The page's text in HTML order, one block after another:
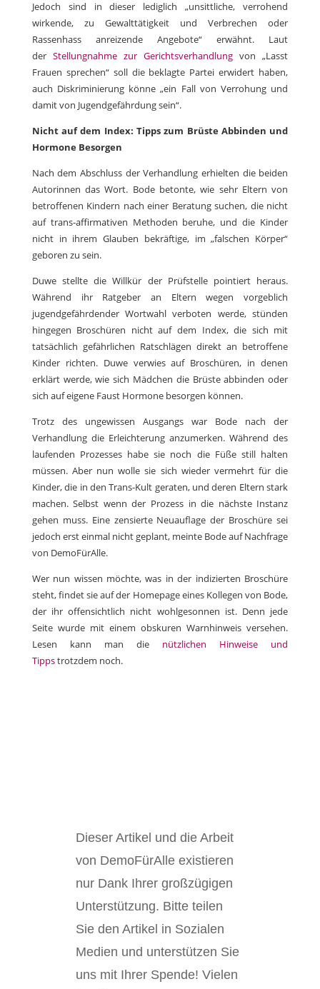
Jedoch sind in dieser lediglich „unsittliche, verrohend
wirkende, zu Gewalttätigkeit und Verbrechen oder
Rassenhass anreizende Angebote“ erwähnt. Laut
der Stellungnahme zur Gerichtsverhandlung von „Lasst
Frauen sprechen“ soll die beklagte Partei erwidert haben,
auch Diskriminierung könne „ein Fall von Verrohung und
damit von Jugendgefährdung sein“.
Nicht auf dem Index: Tipps zum Brüste Abbinden und
Hormone Besorgen
Nach dem Abschluss der Verhandlung erhielten die beiden
Autorinnen das Wort. Bode betonte, wie sehr Eltern von
betroffenen Kindern nach einer Beratung suchen, die nicht
auf trans-affirmativen Methoden beruhe, und die Kinder
nicht in ihrem Glauben bekräftige, im „falschen Körper“
geboren zu sein.
Duwe stellte die Willkür der Prüfstelle pointiert heraus.
Während ihr Ratgeber an Eltern wegen vorgeblich
jugendgefährdender Wortwahl verboten werde, stünden
hingegen Broschüren nicht auf dem Index, die sich mit
tatsächlich gefährlichen Ratschlägen direkt an betroffene
Kinder richten. Duwe verwies auf Broschüren, in denen
erklärt werde, wie sich Mädchen die Brüste abbinden oder
sich auf eigene Faust Hormone besorgen können.
Trotz des ungewissen Ausgangs war Bode nach der
Verhandlung die Erleichterung anzumerken. Während des
laufenden Prozesses habe sie noch die Füße still halten
müssen. Aber nun wolle sie sich wieder vermehrt für die
Kinder, die in den Trans-Kult geraten, und deren Eltern stark
machen. Selbst wenn der Prozess in die nächste Instanz
gehen muss. Eine zensierte Neuauflage der Broschüre sei
jedoch erst einmal nicht geplant, meinte Bode auf Nachfrage
von DemoFürAlle.
Wer nun wissen möchte, was in der indizierten Broschüre
steht, findet sie auf der Homepage eines Kollegen von Bode,
der ihr offensichtlich nicht wohlgesonnen ist. Denn jede
Seite wurde mit einem obskuren Warnhinweis versehen.
Lesen kann man die nützlichen Hinweise und
Tippstrotzdem noch.
Dieser Artikel und die Arbeit
von DemoFürAlle existieren
nur Dank Ihrer großzügigen
Unterstützung. Bitte teilen
Sie den Artikel in Sozialen
Medien und unterstützen Sie
uns mit Ihrer Spende! Vielen